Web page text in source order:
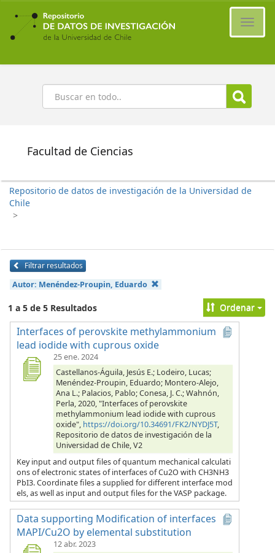
Ir
contenido
principal
Buscar
Facultad de Ciencias
Repositorio de datos de investigación de la Universidad de
Chile
>
Filtrar resultados
Autor: Menéndez-Proupin, Eduardo
1 a 5 de 5 Resultados Ordenar
Interfaces of perovskite methylammonium
lead iodide with cuprous oxide
25 ene. 2024
Castellanos-Águila, Jesús E.; Lodeiro, Lucas;
Menéndez-Proupin, Eduardo; Montero-Alejo,
Ana L.; Palacios, Pablo; Conesa, J. C.; Wahnón,
Perla, 2020, "Interfaces of perovskite
methylammonium lead iodide with cuprous
oxide", https://doi.org/10.34691/FK2/NYDJ5T,
Repositorio de datos de investigación de la
Universidad de Chile, V2
Key input and output files of quantum mechanical calculati
ons of electronic states of interfaces of Cu2O with CH3NH3
PbI3. Coordinate files a supplied for different interface mod
els, as well as input and output files for the VASP package.
Data supporting Modification of interfaces
MAPI/Cu2O by elemental substitution
12 abr. 2023